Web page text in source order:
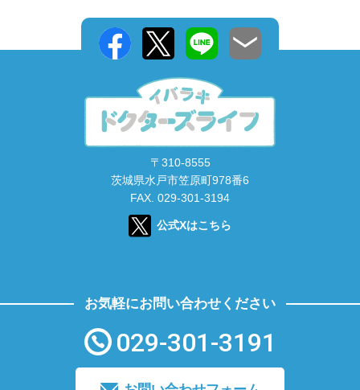
〒310-8555
茨城県水戸市笠原町978番6
FAX. 029-301-3194
公式Xはこちら
お気軽にお問い合わせください
029-301-3191